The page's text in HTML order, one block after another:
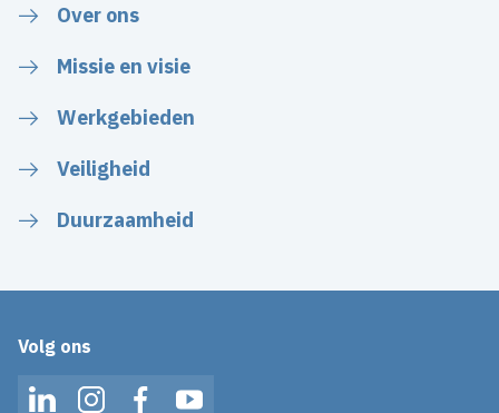
Over ons
Missie en visie
Werkgebieden
Veiligheid
Duurzaamheid
Volg ons